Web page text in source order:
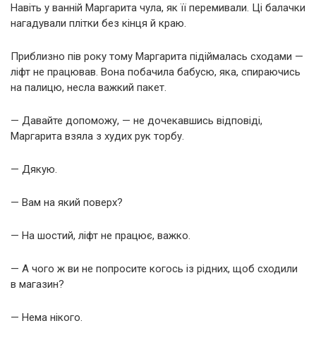
Навіть у ванній Маргарита чула, як її перемивали. Ці балачки
нагадували плітки без кінця й краю.
Приблизно пів року тому Маргарита підіймалась сходами —
ліфт не працював. Вона побачила бабусю, яка, спираючись
на палицю, несла важкий пакет.
— Давайте допоможу, — не дочекавшись відповіді,
Маргарита взяла з худих рук торбу.
— Дякую.
— Вам на який поверх?
— На шостий, ліфт не працює, важко.
— А чого ж ви не попросите когось із рідних, щоб сходили
в магазин?
— Нема нікого.